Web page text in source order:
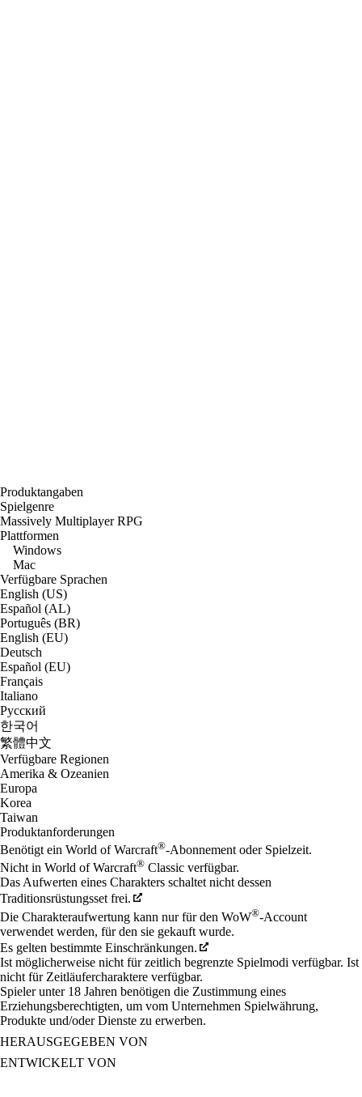
Produktangaben
Spielgenre
Massively Multiplayer RPG
Plattformen
Windows
Mac
Verfügbare Sprachen
English (US)
Español (AL)
Português (BR)
English (EU)
Deutsch
Español (EU)
Français
Italiano
Русский
한국어
繁體中文
Verfügbare Regionen
Amerika & Ozeanien
Europa
Korea
Taiwan
Produktanforderungen
Benötigt ein World of Warcraft®-Abonnement oder Spielzeit.
Nicht in World of Warcraft® Classic verfügbar.
Das Aufwerten eines Charakters schaltet nicht dessen
Traditionsrüstungsset frei.
Die Charakteraufwertung kann nur für den WoW®-Account
verwendet werden, für den sie gekauft wurde.
Es gelten bestimmte Einschränkungen.
Ist möglicherweise nicht für zeitlich begrenzte Spielmodi verfügbar. Ist
nicht für Zeitläufercharaktere verfügbar.
Spieler unter 18 Jahren benötigen die Zustimmung eines
Erziehungsberechtigten, um vom Unternehmen Spielwährung,
Produkte und/oder Dienste zu erwerben.
HERAUSGEGEBEN VON
ENTWICKELT VON